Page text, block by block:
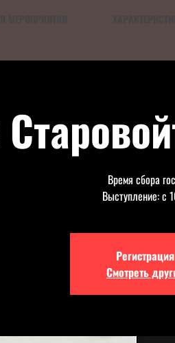
Время сбора
Выступление: с
Смотреть